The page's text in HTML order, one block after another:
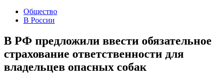
Общество
В России
В РФ предложили ввести обязательное
страхование ответственности для
владельцев опасных собак